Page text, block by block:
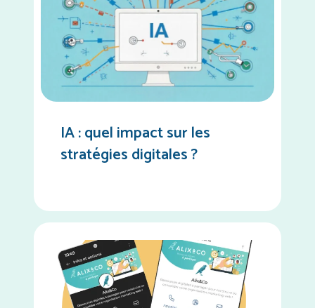
IA : quel impact sur les
stratégies digitales ?